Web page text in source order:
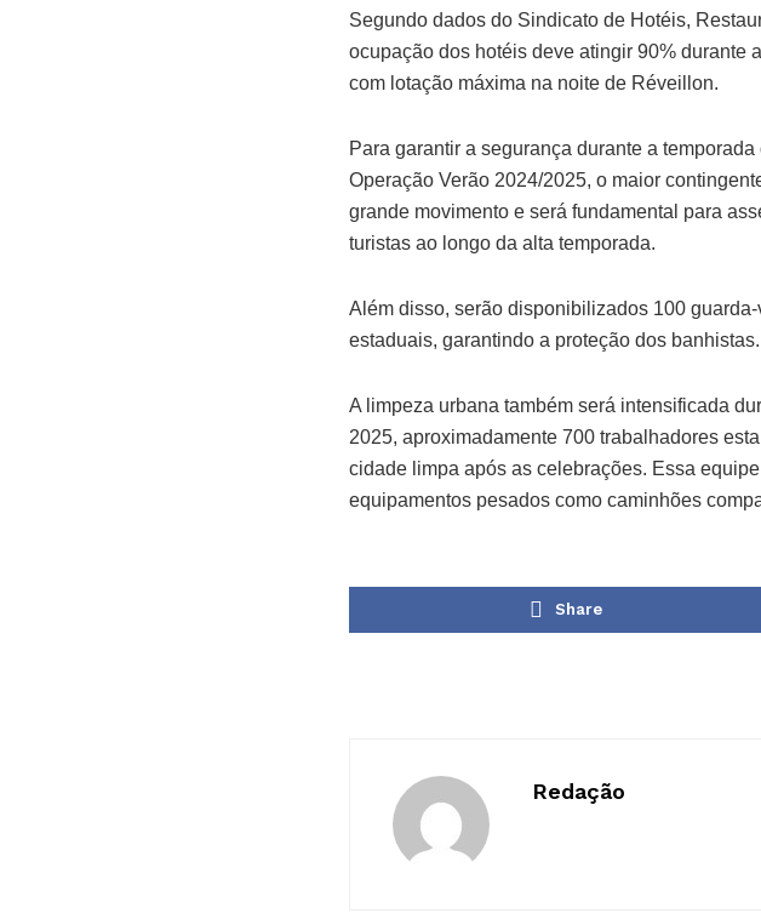
Segundo dados do Sindicato de Hotéis,
ocupação dos hotéis deve atingir 90% durante
com lotação máxima na noite de Réveillon.
Para garantir a segurança durante a
Operação Verão 2024/2025, o maior
grande movimento e será fundamental para
turistas ao longo da alta temporada.
Além disso, serão disponibilizados 100
estaduais, garantindo a proteção dos banhistas.
A limpeza urbana também será intensificada
2025, aproximadamente 700 trabalhadores
cidade limpa após as celebrações. Essa
equipamentos pesados como caminhões
Share
Redação